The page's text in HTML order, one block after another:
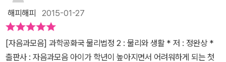
과학을 이론적으로 접근하는 아이들에게는 인정할 수 없는 부분일 수
도 있다. 그런데 이 책은 우리 일상 생활 속에서 일어나는 다양한 사건
들로 풀어가고 있어 물리가 우리 생활과 가까이 있음을 실감할 수 있
으며 법정에서 실험을 통해 풀어내는 증인의 이야기는 과학의 원리를
해피해피 2015-01-27
[자음과모음] 과학공화국 물리법정 2 : 물리와 생활 * 저 : 정완상 *
출판사 : 자음과모음 아이가 학년이 높아지면서 어려워하게 되는 첫